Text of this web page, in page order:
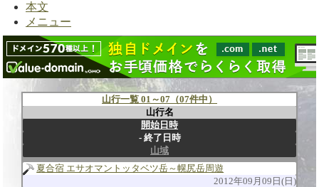
本文
メニュー
山行一覧 01～07（07件中）
山行名
開始日時
終了日時
山域
夏合宿 エサオマントッタベツ岳～幌尻岳周遊
2012年09月09日(日)